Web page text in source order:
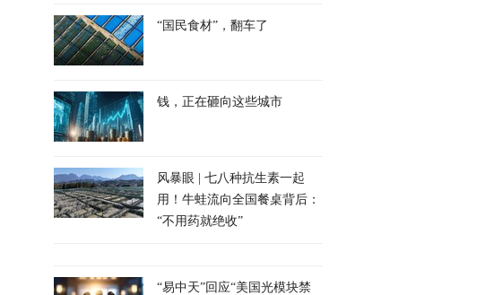
“国民食材”，翻车了
钱，正在砸向这些城市
风暴眼 | 七八种抗生素一起
用！牛蛙流向全国餐桌背后：
“不用药就绝收”
“易中天”回应“美国光模块禁